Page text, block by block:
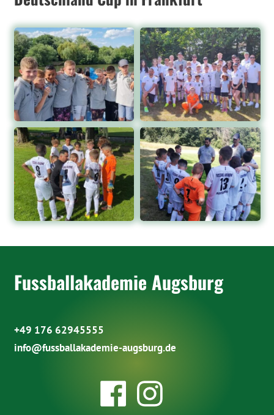
Fussballakademie Augsburg
+49 176 62945555
info@fussballakademie-augsburg.de